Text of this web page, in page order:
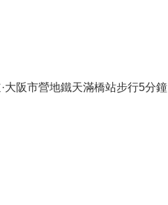
阪市營地鐵天滿橋站步行5分鐘